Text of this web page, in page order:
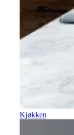
Kjøkken